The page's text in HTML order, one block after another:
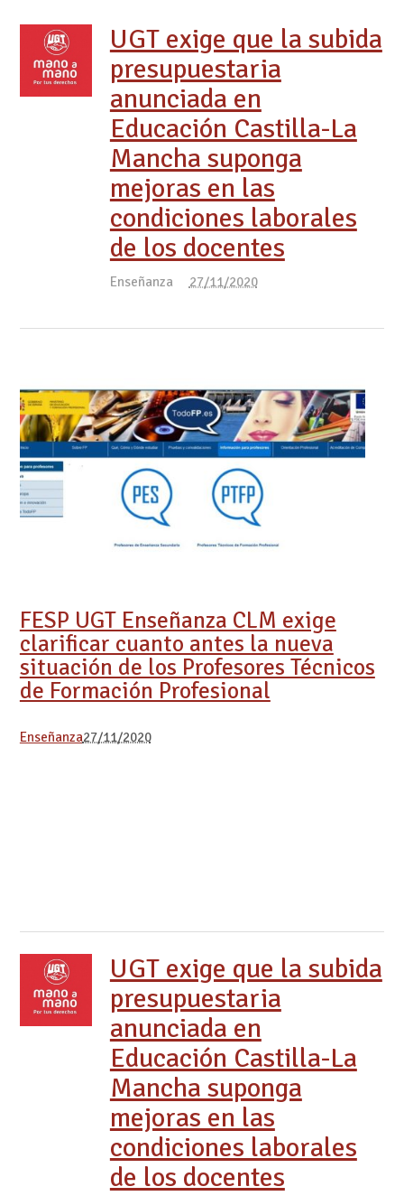
UGT exige que la subida
presupuestaria
anunciada en
Educación Castilla-La
Mancha suponga
mejoras en las
condiciones laborales
de los docentes
Enseñanza 27/11/2020
FESP UGT Enseñanza CLM exige
clarificar cuanto antes la nueva
situación de los Profesores Técnicos
de Formación Profesional
Enseñanza27/11/2020
UGT exige que la subida
presupuestaria
anunciada en
Educación Castilla-La
Mancha suponga
mejoras en las
condiciones laborales
de los docentes